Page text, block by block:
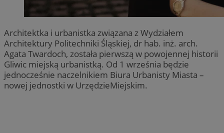
Architektka i urbanistka związana z Wydziałem
Architektury Politechniki Śląskiej, dr hab. inż. arch.
Agata Twardoch, została pierwszą w powojennej historii
Gliwic miejską urbanistką. Od 1 września będzie
jednocześnie naczelnikiem Biura Urbanisty Miasta –
nowej jednostki w UrzędzieMiejskim.